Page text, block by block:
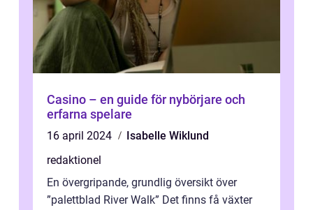
Casino – en guide för nybörjare och
erfarna spelare
16 april 2024
Isabelle Wiklund
redaktionel
En övergripande, grundlig översikt över
”palettblad River Walk” Det finns få växter